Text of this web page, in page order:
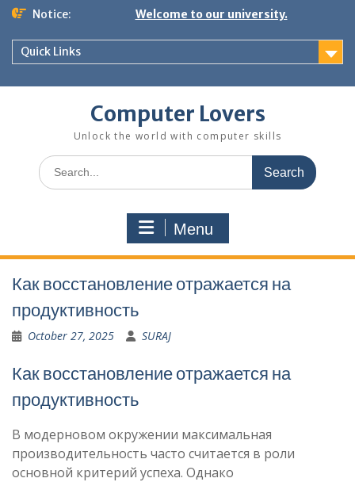
Skip
content
Notice: Welcome to our university.
Quick Links
Computer Lovers
Unlock the world with computer skills
Search
for:
Menu
Как восстановление отражается на
продуктивность
October 27, 2025 SURAJ
Как восстановление отражается на
продуктивность
В модерновом окружении максимальная
производительность часто считается в роли
основной критерий успеха. Однако